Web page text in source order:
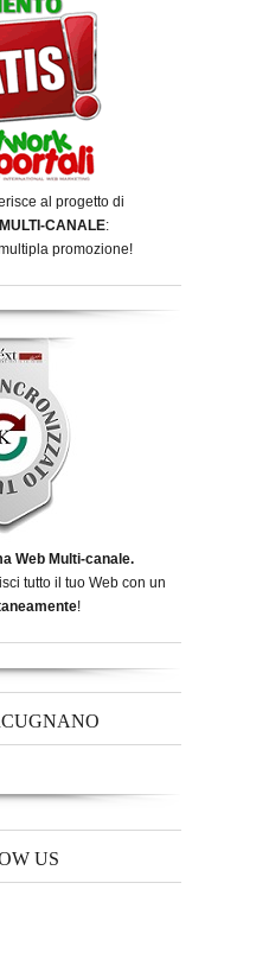
al progetto di
CANALE:
promozione!
Web Multi-canale.
tutto il tuo Web con un
!
US